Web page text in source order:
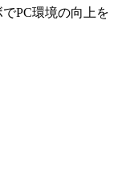
でPC環境の向上を